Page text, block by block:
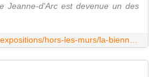
Jeanne-d'Arc est devenue un des